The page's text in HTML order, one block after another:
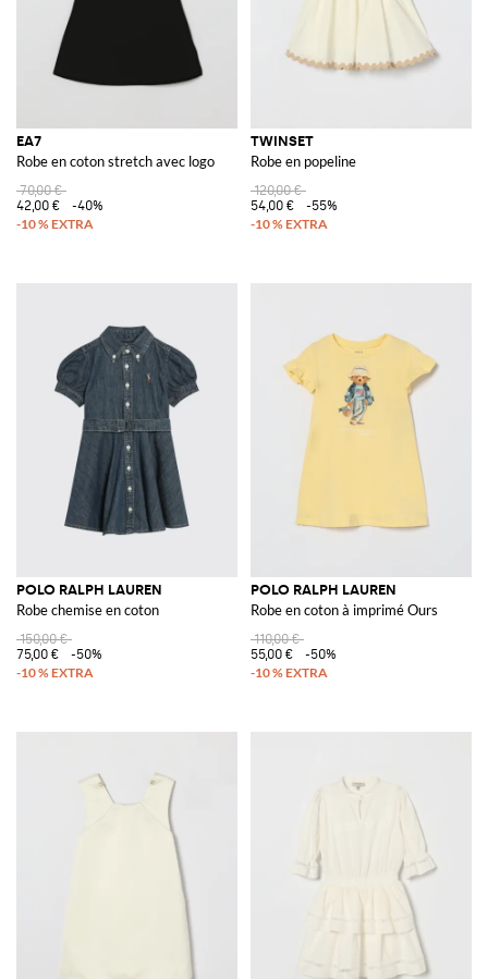
EA7
Robe en coton stretch avec logo
70,00 €
42,00 €
-40%
TWINSET
Robe en popeline
120,00 €
54,00 €
-55%
POLO RALPH LAUREN
Robe chemise en coton
150,00 €
75,00 €
-50%
POLO RALPH LAUREN
Robe en coton à imprimé Ours
110,00 €
55,00 €
-50%